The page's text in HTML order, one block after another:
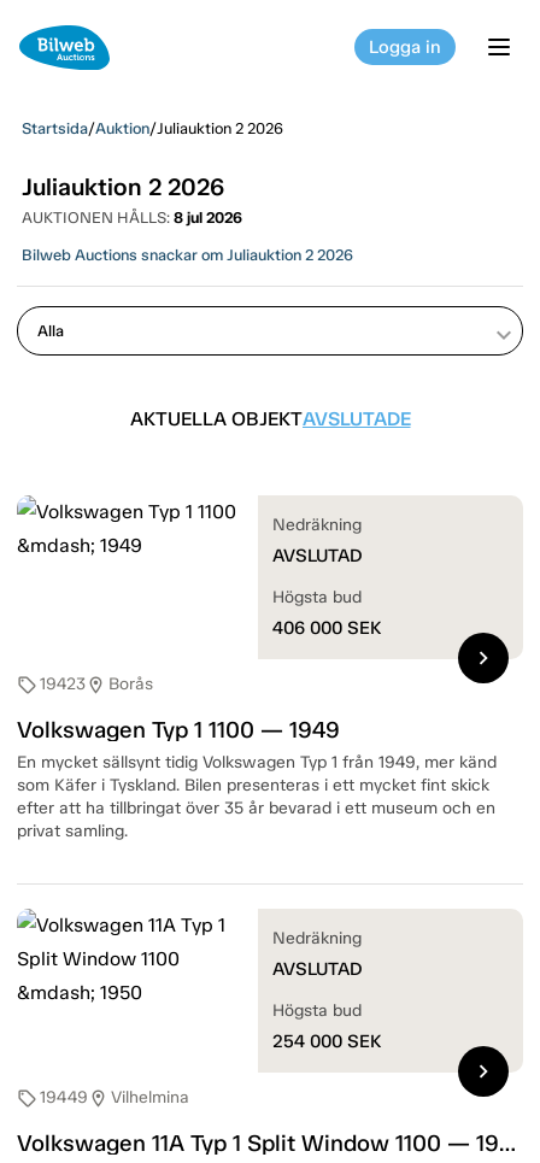
Logga in
Startsida/Auktion/ Juliauktion 2 2026
Juliauktion 2 2026
AUKTIONEN HÅLLS: 8 jul 2026
Bilweb Auctions snackar om Juliauktion 2 2026
keyboard_arrow_down
AKTUELLA OBJEKTAVSLUTADE
sell19423location_on Borås
Volkswagen Typ 1 1100 — 1949
En mycket sällsynt tidig Volkswagen Typ 1 från 1949, mer känd
som Käfer i Tyskland. Bilen presenteras i ett mycket fint skick
efter att ha tillbringat över 35 år bevarad i ett museum och en
privat samling.
Nedräkning
AVSLUTAD
Högsta bud
406 000 SEK
chevron_right
sell19449 location_on Vilhelmina
Volkswagen 11A Typ 1 Split Window 1100 — 1950
Nedräkning
AVSLUTAD
Högsta bud
254 000 SEK
chevron_right